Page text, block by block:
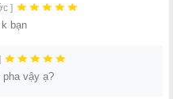
]
bạn
pha vậy ạ?